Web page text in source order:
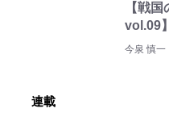
【戦
vol.09】
今泉 慎一
連載